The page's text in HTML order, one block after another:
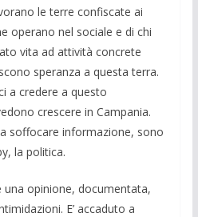
le terre confiscate ai
operano nel sociale e di chi
vita ad at­tività concrete
speranza a questa terra.
a credere a questo
crescere in Campania.
soffocare informazione, sono
la politica.
una opinione, documentata,
E’ accaduto a